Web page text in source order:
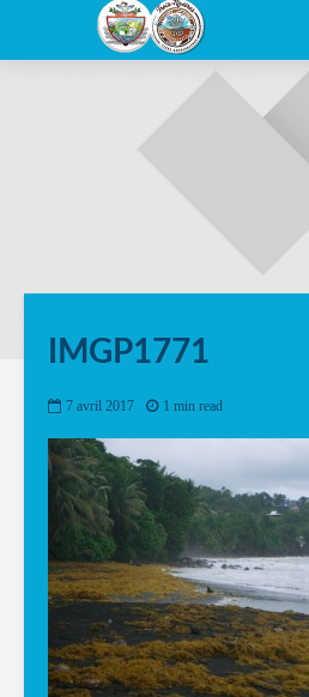
IMGP1771
7 avril 2017 1 min read